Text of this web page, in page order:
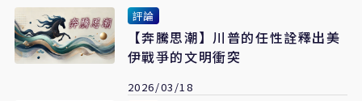
評論
【奔騰思潮】川普的任性詮釋出美
伊戰爭的文明衝突
2026/03/18